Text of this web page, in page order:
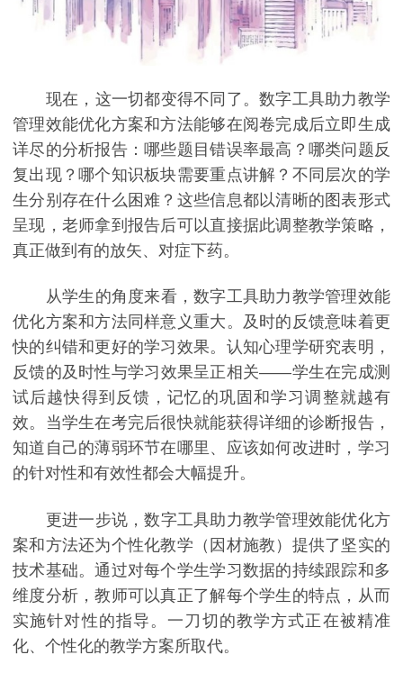
现在，这一切都变得不同了。数字工具助力教学
管理效能优化方案和方法能够在阅卷完成后立即生成
详尽的分析报告：哪些题目错误率最高？哪类问题反
复出现？哪个知识板块需要重点讲解？不同层次的学
生分别存在什么困难？这些信息都以清晰的图表形式
呈现，老师拿到报告后可以直接据此调整教学策略，
真正做到有的放矢、对症下药。
从学生的角度来看，数字工具助力教学管理效能
优化方案和方法同样意义重大。及时的反馈意味着更
快的纠错和更好的学习效果。认知心理学研究表明，
反馈的及时性与学习效果呈正相关——学生在完成测
试后越快得到反馈，记忆的巩固和学习调整就越有
效。当学生在考完后很快就能获得详细的诊断报告，
知道自己的薄弱环节在哪里、应该如何改进时，学习
的针对性和有效性都会大幅提升。
更进一步说，数字工具助力教学管理效能优化方
案和方法还为个性化教学（因材施教）提供了坚实的
技术基础。通过对每个学生学习数据的持续跟踪和多
维度分析，教师可以真正了解每个学生的特点，从而
实施针对性的指导。一刀切的教学方式正在被精准
化、个性化的教学方案所取代。